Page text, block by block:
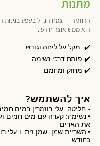
מתנות
הרוזמרין – צמח הגדל בשפע בגינות
הוא ממש אוצר חורפי.
✔️ מקל על ליחה וגודש
✔️ פותח דרכי נשימה
✔️ מחזק ומחמם
איך להשתמש?
• חליטה: עלי רוזמרין במים
• נשימה: קערה עם מים חמים
את האדים
• השריית שמן: שמן זית + עלי
כחודש